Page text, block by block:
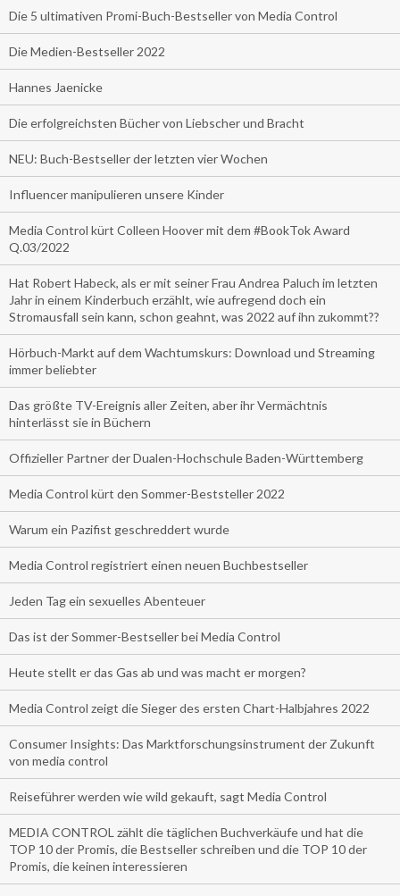
Die 5 ultimativen Promi-Buch-Bestseller von Media Control
Die Medien-Bestseller 2022
Hannes Jaenicke
Die erfolgreichsten Bücher von Liebscher und Bracht
NEU: Buch-Bestseller der letzten vier Wochen
Influencer manipulieren unsere Kinder
Media Control kürt Colleen Hoover mit dem #BookTok Award
Q.03/2022
Hat Robert Habeck, als er mit seiner Frau Andrea Paluch im letzten
Jahr in einem Kinderbuch erzählt, wie aufregend doch ein
Stromausfall sein kann, schon geahnt, was 2022 auf ihn zukommt??
Hörbuch-Markt auf dem Wachtumskurs: Download und Streaming
immer beliebter
Das größte TV-Ereignis aller Zeiten, aber ihr Vermächtnis
hinterlässt sie in Büchern
Offizieller Partner der Dualen-Hochschule Baden-Württemberg
Media Control kürt den Sommer-Beststeller 2022
Warum ein Pazifist geschreddert wurde
Media Control registriert einen neuen Buchbestseller
Jeden Tag ein sexuelles Abenteuer
Das ist der Sommer-Bestseller bei Media Control
Heute stellt er das Gas ab und was macht er morgen?
Media Control zeigt die Sieger des ersten Chart-Halbjahres 2022
Consumer Insights: Das Marktforschungsinstrument der Zukunft
von media control
Reiseführer werden wie wild gekauft, sagt Media Control
MEDIA CONTROL zählt die täglichen Buchverkäufe und hat die
TOP 10 der Promis, die Bestseller schreiben und die TOP 10 der
Promis, die keinen interessieren